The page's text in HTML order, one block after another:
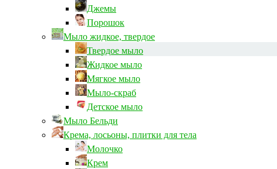
Джемы
Порошок
Мыло жидкое, твердое
Твердое мыло
Жидкое мыло
Мягкое мыло
Мыло-скраб
Детское мыло
Мыло Бельди
Крема, лосьоны, плитки для тела
Молочко
Крем